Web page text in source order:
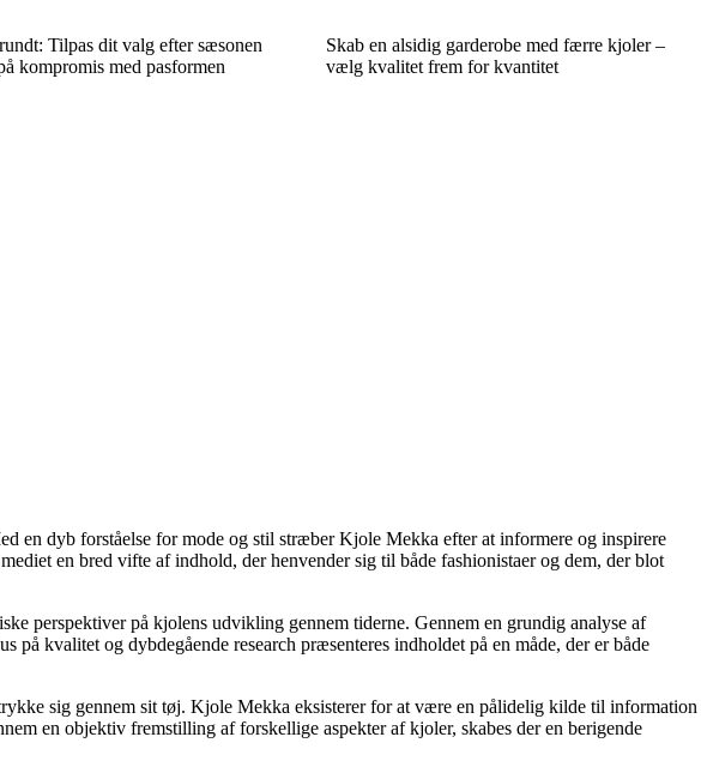
Tilpas dit valg efter sæsonen
kompromis med pasformen
Skab en alsidig garderobe med færre kjoler –
vælg kvalitet frem for kvantitet
en dyb forståelse for mode og stil stræber Kjole Mekka efter at informere og inspirere
en bred vifte af indhold, der henvender sig til både fashionistaer og dem, der blot
perspektiver på kjolens udvikling gennem tiderne. Gennem en grundig analyse af
kvalitet og dybdegående research præsenteres indholdet på en måde, der er både
sig gennem sit tøj. Kjole Mekka eksisterer for at være en pålidelig kilde til information
en objektiv fremstilling af forskellige aspekter af kjoler, skabes der en berigende